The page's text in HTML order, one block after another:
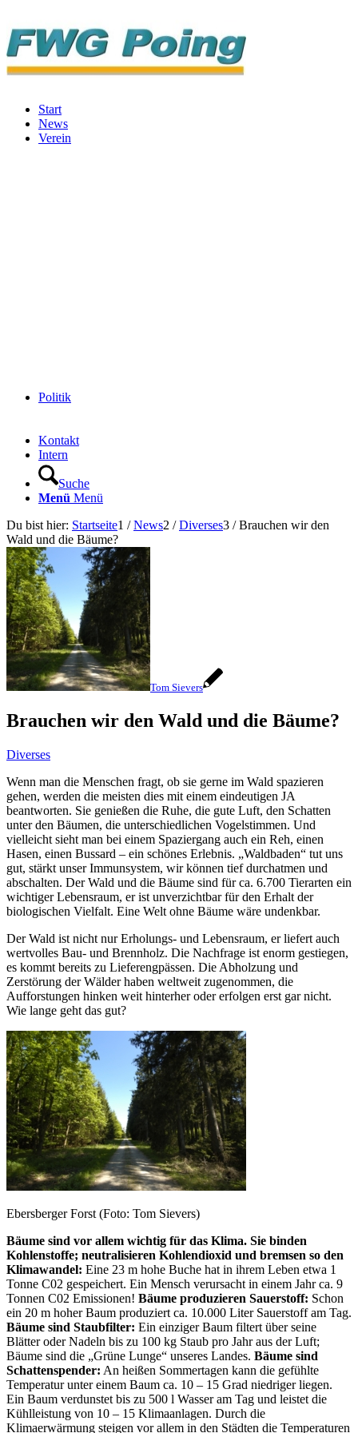
Start
News
Verein
Politik
Kontakt
Intern
Suche
Menü Menü
Du bist hier: Startseite1 / News2 / Diverses3 / Brauchen wir den
Wald und die Bäume?
Tom Sievers
Brauchen wir den Wald und die Bäume?
Diverses
Wenn man die Menschen fragt, ob sie gerne im Wald spazieren
gehen, werden die meisten dies mit einem eindeutigen JA
beantworten. Sie genießen die Ruhe, die gute Luft, den Schatten
unter den Bäumen, die unterschiedlichen Vogelstimmen. Und
vielleicht sieht man bei einem Spaziergang auch ein Reh, einen
Hasen, einen Bussard – ein schönes Erlebnis. „Waldbaden“ tut uns
gut, stärkt unser Immunsystem, wir können tief durchatmen und
abschalten. Der Wald und die Bäume sind für ca. 6.700 Tierarten ein
wichtiger Lebensraum, er ist unverzichtbar für den Erhalt der
biologischen Vielfalt. Eine Welt ohne Bäume wäre undenkbar.
Der Wald ist nicht nur Erholungs- und Lebensraum, er liefert auch
wertvolles Bau- und Brennholz. Die Nachfrage ist enorm gestiegen,
es kommt bereits zu Lieferengpässen. Die Abholzung und
Zerstörung der Wälder haben weltweit zugenommen, die
Aufforstungen hinken weit hinterher oder erfolgen erst gar nicht.
Wie lange geht das gut?
Ebersberger Forst (Foto: Tom Sievers)
Bäume sind vor allem wichtig für das Klima. Sie binden
Kohlenstoffe; neutralisieren Kohlendioxid und bremsen so den
Klimawandel: Eine 23 m hohe Buche hat in ihrem Leben etwa 1
Tonne C02 gespeichert. Ein Mensch verursacht in einem Jahr ca. 9
Tonnen C02 Emissionen! Bäume produzieren Sauerstoff: Schon
ein 20 m hoher Baum produziert ca. 10.000 Liter Sauerstoff am Tag.
Bäume sind Staubfilter: Ein einziger Baum filtert über seine
Blätter oder Nadeln bis zu 100 kg Staub pro Jahr aus der Luft;
Bäume sind die „Grüne Lunge“ unseres Landes. Bäume sind
Schattenspender: An heißen Sommertagen kann die gefühlte
Temperatur unter einem Baum ca. 10 – 15 Grad niedriger liegen.
Ein Baum verdunstet bis zu 500 l Wasser am Tag und leistet die
Kühlleistung von 10 – 15 Klimaanlagen. Durch die
Klimaerwärmung steigen vor allem in den Städten die Temperaturen